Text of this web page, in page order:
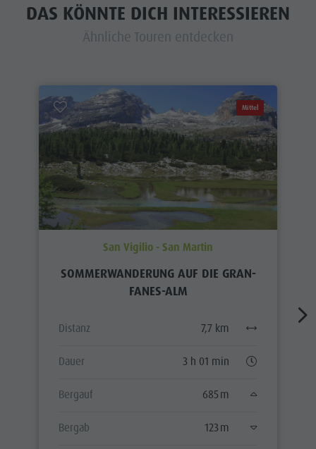
DAS KÖNNTE DICH INTERESSIEREN
Ähnliche Touren entdecken
Mittel
San Vigilio - San Martin
SOMMERWANDERUNG AUF DIE GRAN-
FANES-ALM
Distanz 7,7 km
Dauer 3 h 01 min
Bergauf 685 m
Bergab 123 m